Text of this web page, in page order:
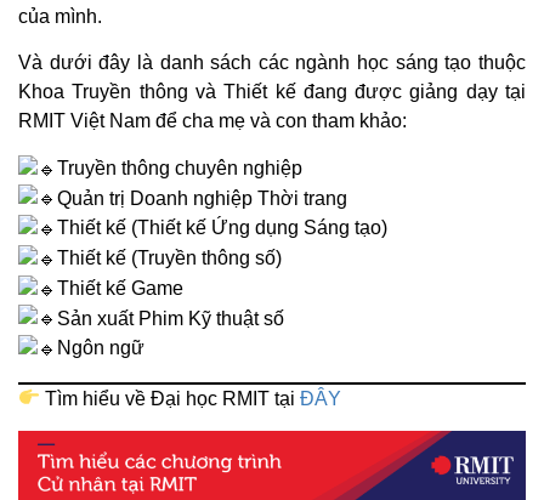
của mình.
Và dưới đây là danh sách các ngành học sáng tạo thuộc
Khoa Truyền thông và Thiết kế đang được giảng dạy tại
RMIT Việt Nam để cha mẹ và con tham khảo:
Truyền thông chuyên nghiệp
Quản trị Doanh nghiệp Thời trang
Thiết kế (Thiết kế Ứng dụng Sáng tạo)
Thiết kế (Truyền thông số)
Thiết kế Game
Sản xuất Phim Kỹ thuật số
Ngôn ngữ
Tìm hiểu về Đại học RMIT tạiĐÂY